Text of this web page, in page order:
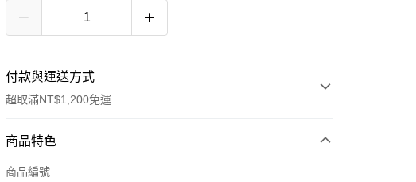
付款與運送方式
超取滿NT$1,200免運
付款方式
信用卡一次付款
商品特色
商品編號